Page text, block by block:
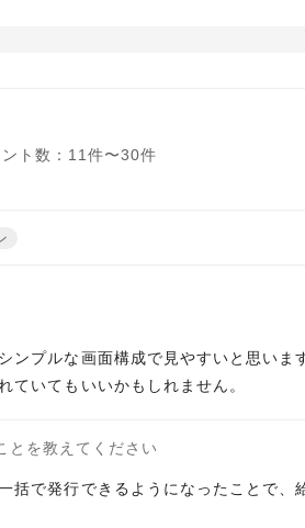
ト数：11件〜30件
ンプルな画面構成で見やすいと思いま
ていてもいいかもしれません。
とを教えてください
で発行できるようになったことで、